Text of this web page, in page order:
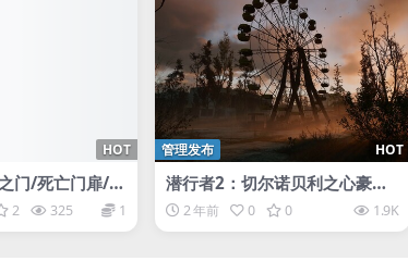
HOT
门/死亡门扉/D
2 325 1
HOT
管理发布
潜行者2：切尔诺贝利之心豪华
版 2 年前 0 0 1.9K